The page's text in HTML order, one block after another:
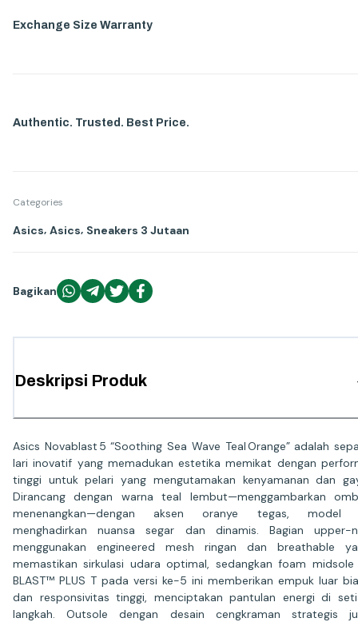
Exchange Size Warranty
Authentic. Trusted. Best Price.
Categories
Asics Asics Sneakers 3 Jutaan
Bagikan
Deskripsi Produk
Asics Novablast 5 “Soothing Sea Wave Teal Orange” adalah
lari inovatif yang memadukan estetika memikat dengan
tinggi untuk pelari yang mengutamakan kenyamanan dan
Dirancang dengan warna teal lembut—menggambarkan
menenangkan—dengan aksen oranye tegas, model
menghadirkan nuansa segar dan dinamis. Bagian upper-
menggunakan engineered mesh ringan dan breathable
memastikan sirkulasi udara optimal, sedangkan foam midsole
BLAST™ PLUS T pada versi ke-5 ini memberikan empuk luar
dan responsivitas tinggi, menciptakan pantulan energi di
langkah. Outsole dengan desain cengkraman strategis